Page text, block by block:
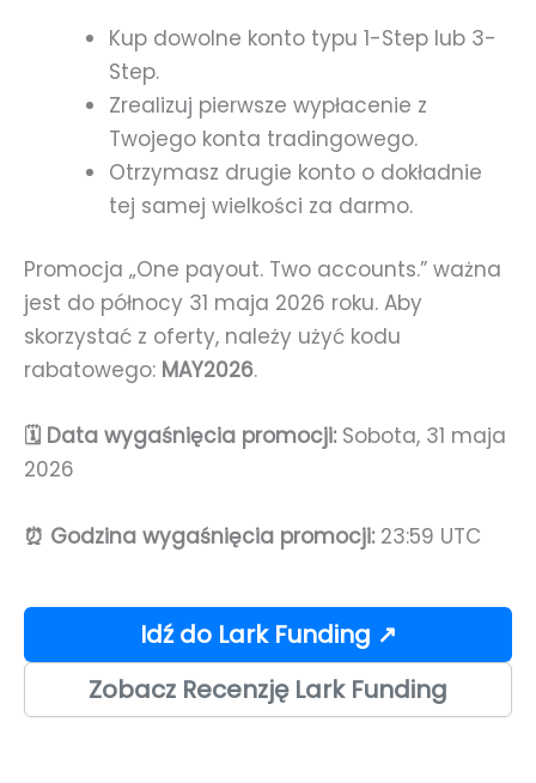
Kup dowolne konto typu 1-Step lub 3-
Step.
Zrealizuj pierwsze wypłacenie z
Twojego konta tradingowego.
Otrzymasz drugie konto o dokładnie
tej samej wielkości za darmo.
Promocja „One payout. Two accounts.” ważna
jest do północy 31 maja 2026 roku. Aby
skorzystać z oferty, należy użyć kodu
rabatowego: MAY2026.
🗓️ Data wygaśnięcia promocji:Sobota, 31 maja
2026
⏰ Godzina wygaśnięcia promocji:23:59 UTC
Idź do Lark Funding ↗
Zobacz Recenzję Lark Funding